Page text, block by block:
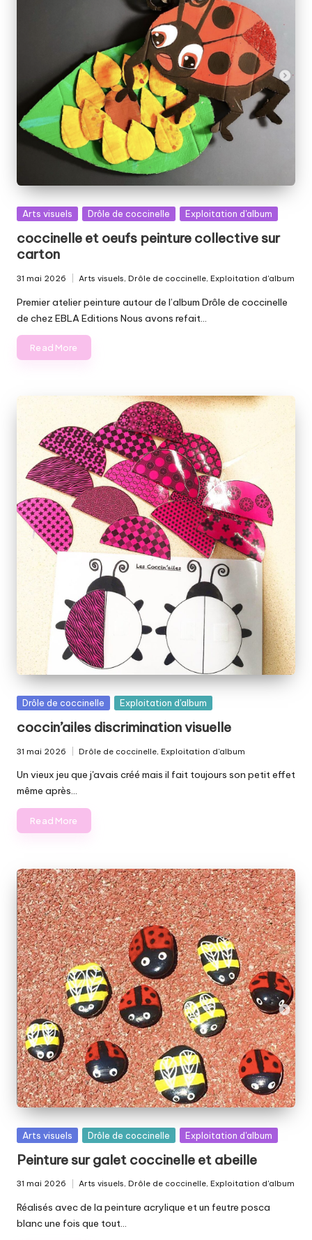
Posted
Arts visuels Drôle de coccinelle Exploitation d'album
coccinelle et oeufs peinture collective sur
carton
31 mai 2026
Posted
Arts visuels,Drôle de coccinelle,Exploitation d'album
Premier atelier peinture autour de l’album Drôle de coccinelle
de chez EBLA Editions Nous avons refait…
Read More
Posted
Drôle de coccinelle Exploitation d'album
coccin’ailes discrimination visuelle
31 mai 2026
Posted
in
Drôle de coccinelle,Exploitation d'album
Un vieux jeu que j'avais créé mais il fait toujours son petit effet
même après…
Read More
Posted
Arts visuels Drôle de coccinelle Exploitation d'album
Peinture sur galet coccinelle et abeille
31 mai 2026
in
Arts visuels,Drôle de coccinelle,Exploitation d'album
Réalisés avec de la peinture acrylique et un feutre posca
blanc une fois que tout…